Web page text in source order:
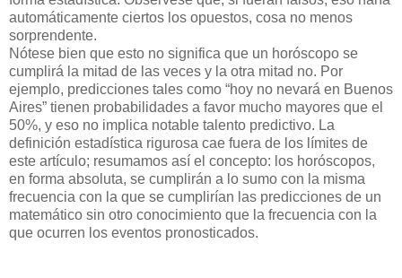
automáticamente ciertos los opuestos, cosa no menos
sorprendente.
Nótese bien que esto no significa que un horóscopo se
cumplirá la mitad de las veces y la otra mitad no. Por
ejemplo, predicciones tales como “hoy no nevará en Buenos
Aires” tienen probabilidades a favor mucho mayores que el
50%, y eso no implica notable talento predictivo. La
definición estadística rigurosa cae fuera de los límites de
este artículo; resumamos así el concepto: los horóscopos,
en forma absoluta, se cumplirán a lo sumo con la misma
frecuencia con la que se cumplirían las predicciones de un
matemático sin otro conocimiento que la frecuencia con la
que ocurren los eventos pronosticados.